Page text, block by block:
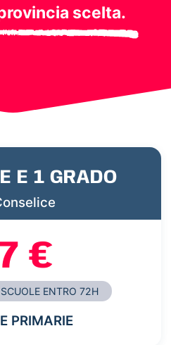
scelta.
E 1 GRADO
€
ENTRO 72H
PRIMARIE